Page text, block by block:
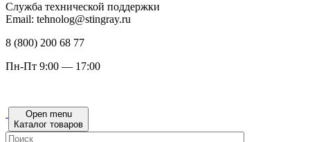
Служба технической поддержки
Email: tehnolog@stingray.ru
8 (800) 200 68 77
Пн-Пт 9:00 — 17:00
Open menu
Каталог товаров